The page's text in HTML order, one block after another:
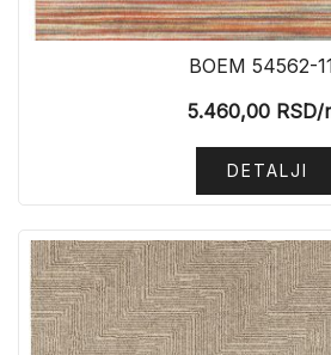
BOEM 54562-
5.460,00RSD/
DETALJI